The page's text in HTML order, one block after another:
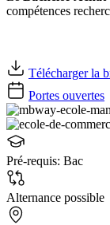
compétences
Télécharger la
Portes ouvertes
Pré-requis: Bac
Alternance possible